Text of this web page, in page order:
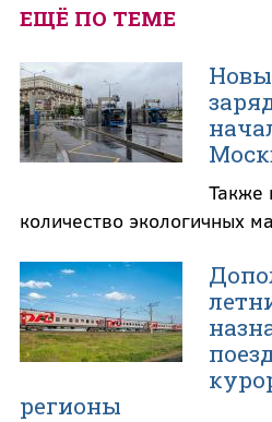
ЕЩЁ ПО ТЕМЕ
Также
количество экологичных
регионы